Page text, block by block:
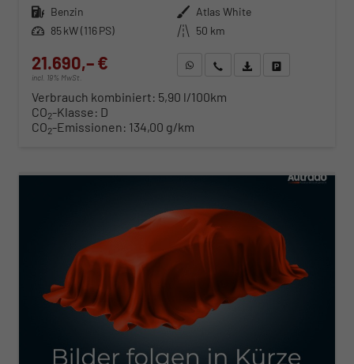
Kraftstoff Benzin Außenfarbe Atlas White
Leistung 85 kW (116 PS) Kilometerstand 50 km
21.690,– €
incl. 19% MwSt.
WhatsApp anfragen
Wir rufen Sie anFahrzeugexposé (PDF)
Verbrauch kombiniert: 5,90 l/100km
CO2-Klasse: D
CO2-Emissionen: 134,00 g/km